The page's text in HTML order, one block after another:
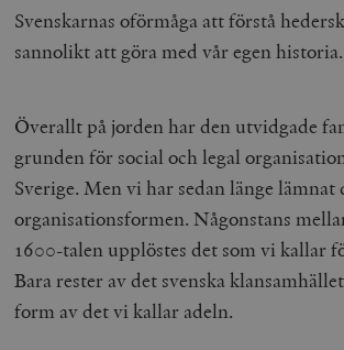
Svenskarnas oförmåga att förstå
sannolikt att göra med vår egen historia.
Överallt på jorden har den utvidgade
grunden för social och legal
Sverige. Men vi har sedan länge lämnat
organisationsformen. Någonstans
1600-talen upplöstes det som vi kallar
Bara rester av det svenska
form av det vi kallar adeln.